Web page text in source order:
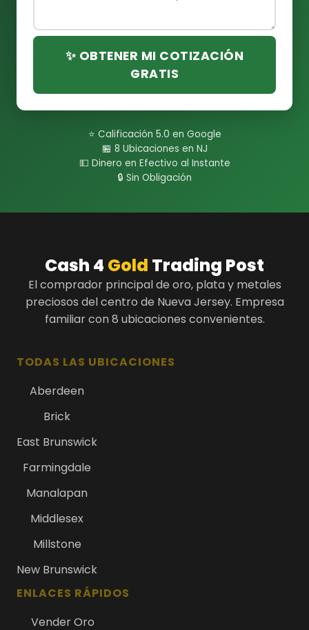
✨ OBTENER MI COTIZACIÓN
GRATIS
⭐ Calificación 5.0 en Google
🏪 8 Ubicaciones en NJ
💵 Dinero en Efectivo al Instante
🔒 Sin Obligación
Cash 4 Gold Trading Post
El comprador principal de oro, plata y metales
preciosos del centro de Nueva Jersey. Empresa
familiar con 8 ubicaciones convenientes.
TODAS LAS UBICACIONES
Aberdeen
Brick
East Brunswick
Farmingdale
Manalapan
Middlesex
Millstone
New Brunswick
ENLACES RÁPIDOS
Vender Oro